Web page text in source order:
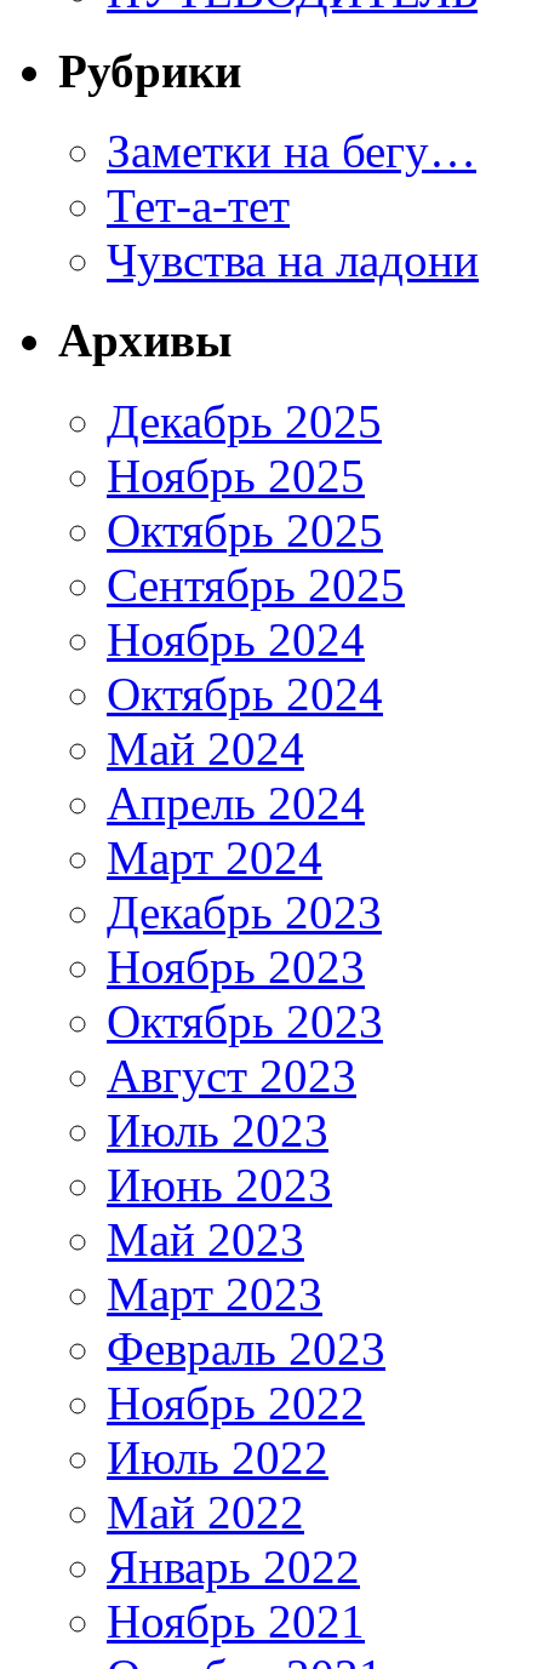
Рубрики
Заметки на бегу…
Тет-а-тет
Чувства на ладони
Архивы
Декабрь 2025
Ноябрь 2025
Октябрь 2025
Сентябрь 2025
Ноябрь 2024
Октябрь 2024
Май 2024
Апрель 2024
Март 2024
Декабрь 2023
Ноябрь 2023
Октябрь 2023
Август 2023
Июль 2023
Июнь 2023
Май 2023
Март 2023
Февраль 2023
Ноябрь 2022
Июль 2022
Май 2022
Январь 2022
Ноябрь 2021